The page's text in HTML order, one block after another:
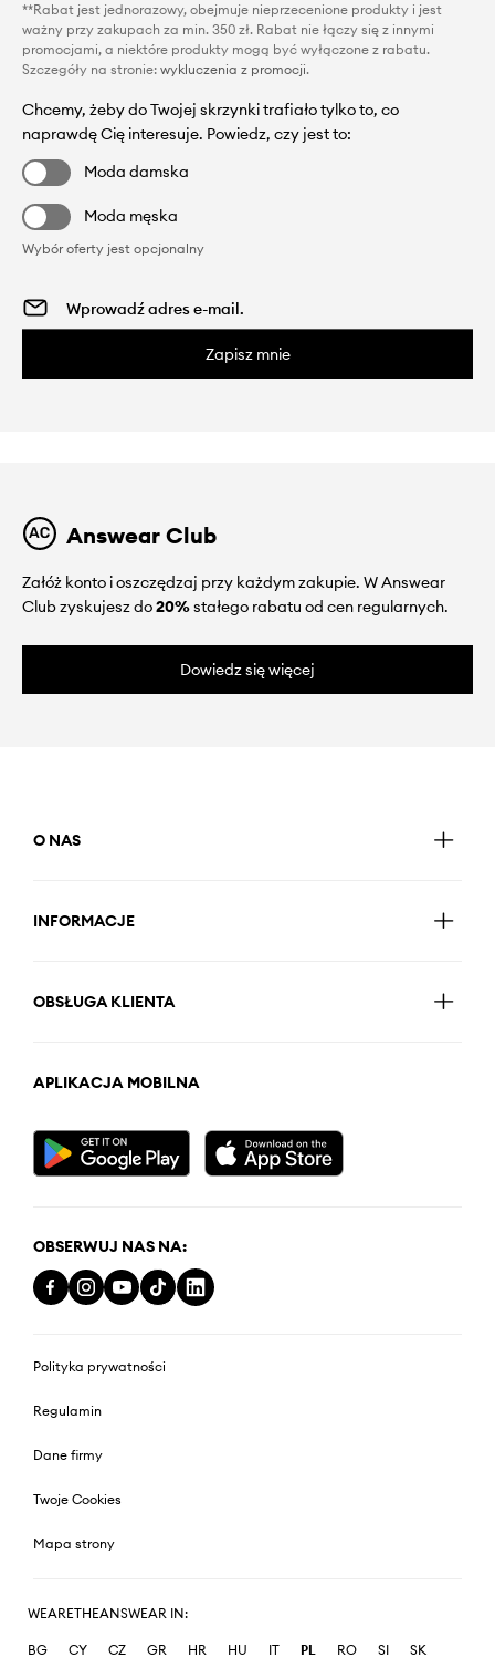
**Rabat jest jednorazowy, obejmuje nieprzecenione produkty i jest
ważny przy zakupach za min. 350 zł. Rabat nie łączy się z innymi
promocjami, a niektóre produkty mogą być wyłączone z rabatu.
Szczegóły na stronie: wykluczenia z promocji.
Chcemy, żeby do Twojej skrzynki trafiało tylko to, co
naprawdę Cię interesuje. Powiedz, czy jest to:
Moda damska
Moda męska
Wybór oferty jest opcjonalny
Zapisz mnie
Answear Club
Załóż konto i oszczędzaj przy każdym zakupie. W Answear
Club zyskujesz do20%stałego rabatu od cen regularnych.
Dowiedz się więcej
O NAS
INFORMACJE
OBSŁUGA KLIENTA
APLIKACJA MOBILNA
OBSERWUJ NAS NA:
Polityka prywatności
Regulamin
Dane firmy
Twoje Cookies
Mapa strony
WEARETHEANSWEAR IN:
BG CY CZ GR HR HU IT PL RO SI SK